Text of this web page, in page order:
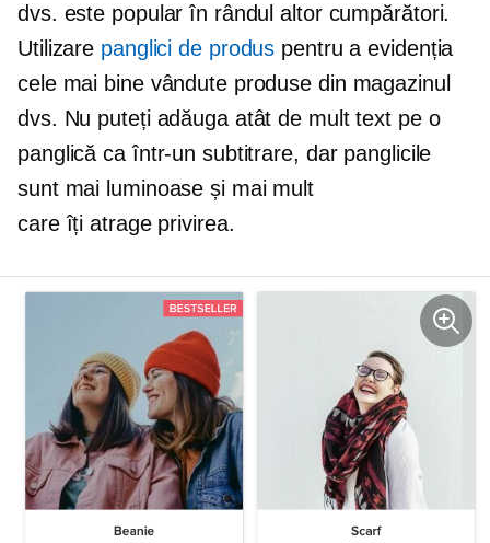
dvs. este popular în rândul altor cumpărători.
Utilizare panglici de produs pentru a evidenția
cele mai bine vândute produse din magazinul
dvs. Nu puteți adăuga atât de mult text pe o
panglică ca într-un subtitrare, dar panglicile
sunt mai luminoase și mai mult
care îți atrage privirea.